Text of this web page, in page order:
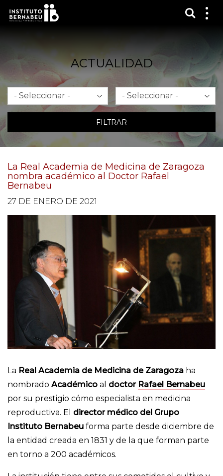
ACTUALIDAD
Mes Año
FILTRAR
La Real Academia de Medicina de Zaragoza
nombra académico al Doctor Rafael
Bernabeu
27 DE ENERO DE 2021
La Real Academia de Medicina de Zaragoza ha
nombrado Académico al doctor Rafael Bernabeu
por su prestigio cómo especialista en medicina
reproductiva. El director médico del Grupo
Instituto Bernabeu forma parte desde diciembre de
la entidad creada en 1831 y de la que forman parte
en torno a 200 académicos.